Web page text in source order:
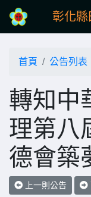
彰化縣
首頁 公告列表
轉知中
理第八
德會築
上一則公告